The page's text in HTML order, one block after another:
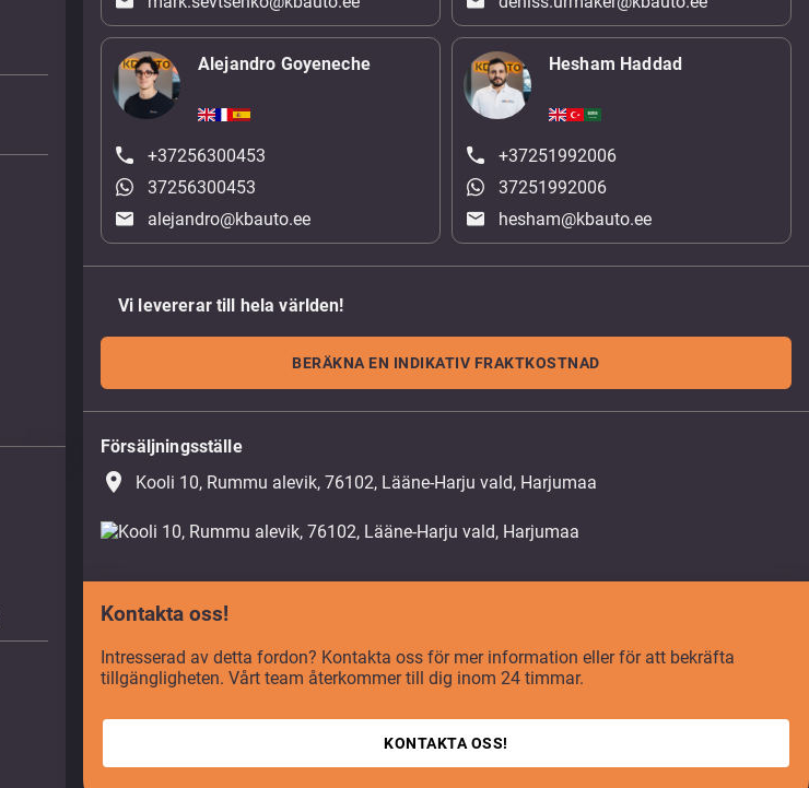
Alejandro Goyeneche
+37256300453
37256300453
alejandro@kbauto.ee
Hesham Haddad
+37251992006
37251992006
hesham@kbauto.ee
Vi levererar till hela världen!
BERÄKNA EN INDIKATIV FRAKTKOSTNAD
Försäljningsställe
place Kooli 10, Rummu alevik, 76102, Lääne-Harju vald, Harjumaa
Kontakta oss!
Intresserad av detta fordon? Kontakta oss för mer information eller för att bekräfta
tillgängligheten. Vårt team återkommer till dig inom 24 timmar.
KONTAKTA OSS!